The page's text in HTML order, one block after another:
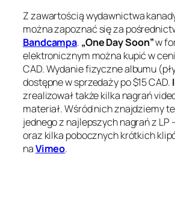
Z zawartością wydawnictwa
można zapoznać się za
Bandcampa. „One Day Soon”w
elektronicznym można kupić w
CAD. Wydanie fizyczne albumu
dostępne w sprzedaży po $15 CAD.
zrealizował także kilka nagrań
materiał. Wśród nich znajdziemy
jednego z najlepszych nagrań z LP
oraz kilka pobocznych krótkich
naVimeo.